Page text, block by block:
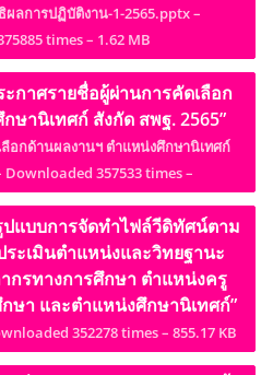
ลการปฏิบัติงาน-1-2565.pptx –
times – 1.62 MB
ะกาศรายชื่อผู้ผ่านการคัดเลือก
ษานิเทศก์ สังกัด สพฐ. 2565”
อกด้านผลงานฯ ตำแหน่งศึกษานิเทศก์
Downloaded 357533 times –
ปแบบการจัดทำไฟล์วีดิทัศน์ตาม
ะเมินตำแหน่งและวิทยฐานะ
กรทางการศึกษา ตำแหน่งครู
ษา และตำแหน่งศึกษานิเทศก์”
352278 times – 855.17 KB